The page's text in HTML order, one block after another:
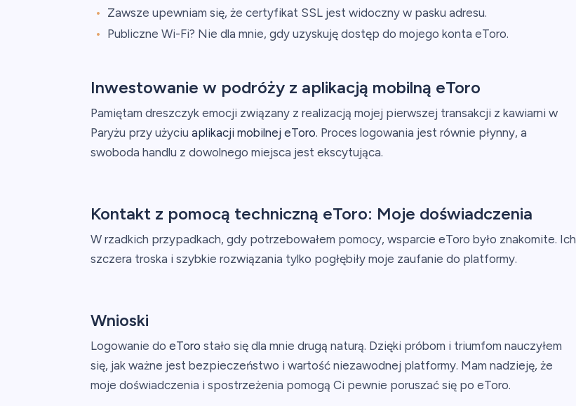
Zawsze upewniam się, że certyfikat SSL jest widoczny w pasku adresu.
Publiczne Wi-Fi? Nie dla mnie, gdy uzyskuję dostęp do mojego konta eToro.
Inwestowanie w podróży z aplikacją mobilną eToro
Pamiętam dreszczyk emocji związany z realizacją mojej pierwszej transakcji z kawiarni w
Paryżu przy użyciu aplikacji mobilnej eToro. Proces logowania jest równie płynny, a
swoboda handlu z dowolnego miejsca jest ekscytująca.
Kontakt z pomocą techniczną eToro: Moje doświadczenia
W rzadkich przypadkach, gdy potrzebowałem pomocy, wsparcie eToro było znakomite. Ich
szczera troska i szybkie rozwiązania tylko pogłębiły moje zaufanie do platformy.
Wnioski
Logowanie do eToro stało się dla mnie drugą naturą. Dzięki próbom i triumfom nauczyłem
się, jak ważne jest bezpieczeństwo i wartość niezawodnej platformy. Mam nadzieję, że
moje doświadczenia i spostrzeżenia pomogą Ci pewnie poruszać się po eToro.